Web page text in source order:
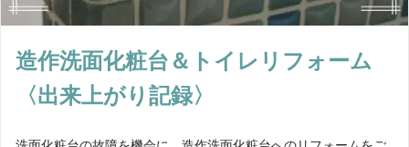
造作洗面化粧台＆トイレリフォーム
〈出来上がり記録〉